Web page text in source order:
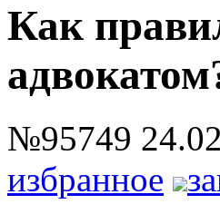
Как
№95749
избранное